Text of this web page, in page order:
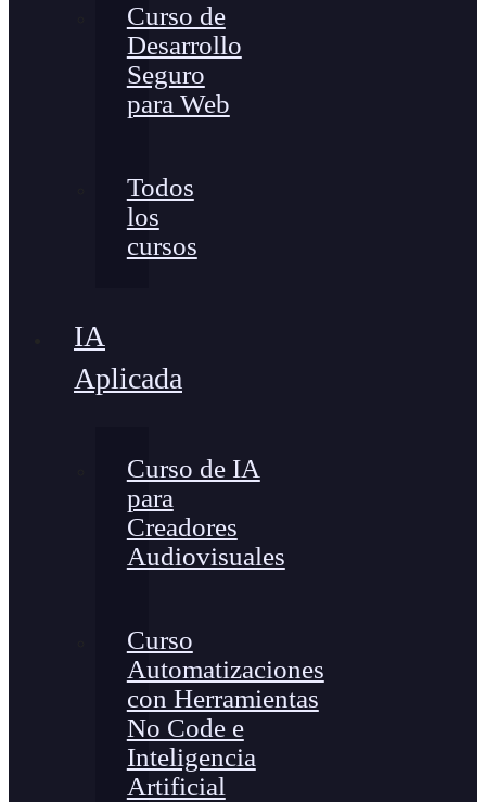
Curso de
Desarrollo
Seguro
para Web
Todos
los
cursos
IA
Aplicada
Curso de IA
para
Creadores
Audiovisuales
Curso
Automatizaciones
con Herramientas
No Code e
Inteligencia
Artificial